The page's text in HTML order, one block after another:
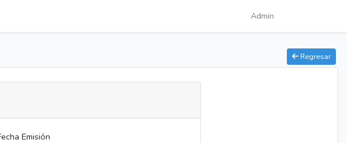
Admin
Regresar
Emisión